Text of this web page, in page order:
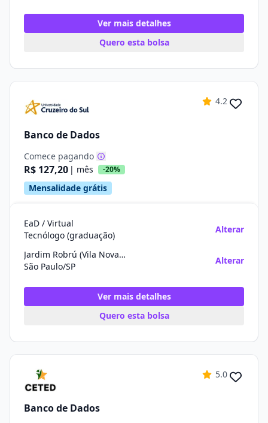
Ver mais detalhes
Quero esta bolsa
4.2
Banco de Dados
Comece pagando
R$ 127,20 | mês -20%
Mensalidade grátis
EaD / Virtual
Tecnólogo (graduação)
Alterar
Jardim Robrú (Vila Nova Curuçá)
São Paulo/SP
Alterar
Ver mais detalhes
Quero esta bolsa
5.0
Banco de Dados